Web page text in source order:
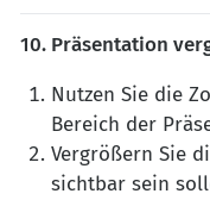
10. Präsentation
Nutzen Sie die
Bereich der
Vergrößern Sie
sichtbar sein